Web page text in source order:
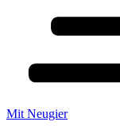
Mit Neugier